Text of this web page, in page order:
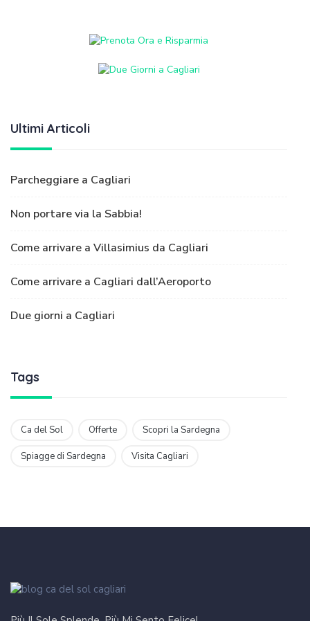
Ultimi Articoli
Parcheggiare a Cagliari
Non portare via la Sabbia!
Come arrivare a Villasimius da Cagliari
Come arrivare a Cagliari dall’Aeroporto
Due giorni a Cagliari
Tags
Ca del Sol Offerte Scopri la Sardegna
Spiagge di Sardegna Visita Cagliari